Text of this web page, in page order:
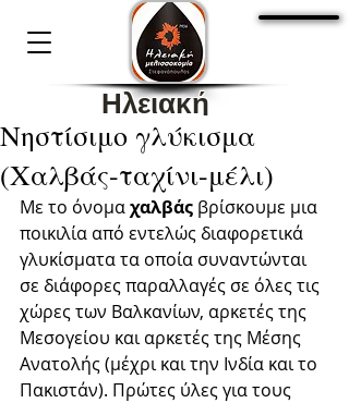
Στεφανόπουλος 1936
Ηλειακή
Μελισσοκομία
Νηστίσιμο γλύκισμα
(Χαλβάς-ταχίνι-μέλι)
Με το όνομα χαλβάς βρίσκουμε μια
ποικιλία από εντελώς διαφορετικά
γλυκίσματα τα οποία συναντώνται
σε διάφορες παραλλαγές σε όλες τις
χώρες των Βαλκανίων, αρκετές της
Μεσογείου και αρκετές της Μέσης
Ανατολής (μέχρι και την Ινδία και το
Πακιστάν). Πρώτες ύλες για τους